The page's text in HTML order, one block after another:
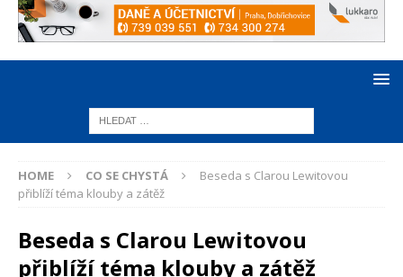
HOME CO SE CHYSTÁ
Beseda s Clarou Lewitovou
přiblíží téma klouby a zátěž
Beseda s Clarou Lewitovou
přiblíží téma klouby a zátěž